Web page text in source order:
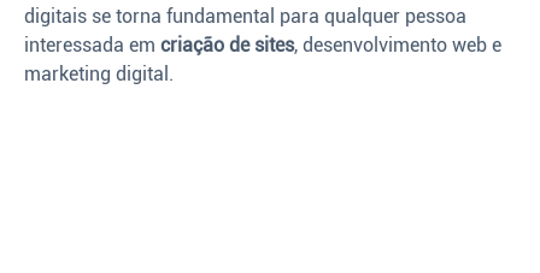
digitais se torna fundamental para qualquer pessoa
interessada em criação de sites, desenvolvimento web e
marketing digital.